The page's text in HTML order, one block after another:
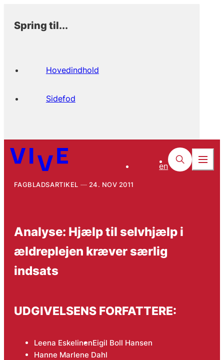
Spring til...
Hovedindhold
Sidefod
en
FAGBLADSARTIKEL 24. NOV 2011
Analyse: Hjælp til selvhjælp i
ældreplejen kræver særlig
indsats
UDGIVELSENS FORFATTERE:
Leena EskelinenEigil Boll Hansen
Hanne Marlene Dahl